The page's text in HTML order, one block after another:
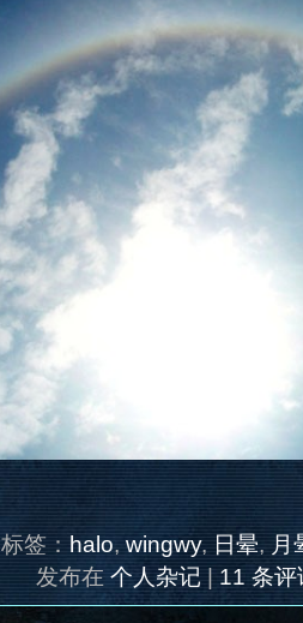
标签： halo, wingwy, 日晕, 月
发布在 个人杂记 |11 条评